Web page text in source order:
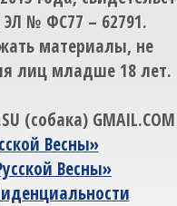
№ ФС77 – 62791.
материалы, не
лиц младше 18 лет.
(собака) GMAIL.COM
Весны»
Весны»